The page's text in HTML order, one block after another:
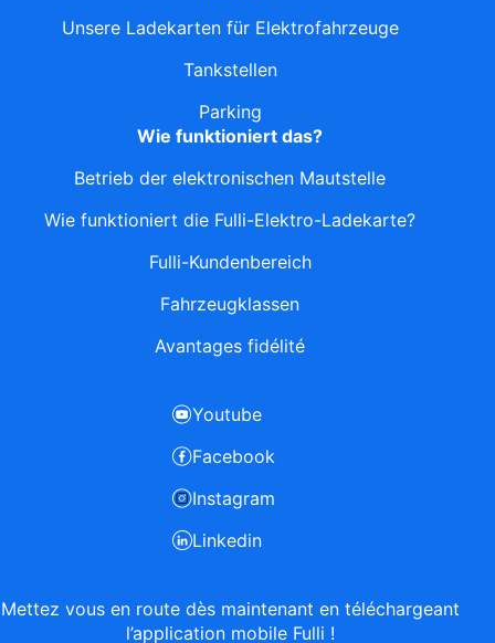
Mettez vous en route dès maintenant en téléchargeant
l’application mobile Fulli !
Unsere Ladekarten für Elektrofahrzeuge
Tankstellen
Parking
Wie funktioniert das?
Betrieb der elektronischen Mautstelle
Wie funktioniert die Fulli-Elektro-Ladekarte?
Fulli-Kundenbereich
Fahrzeugklassen
Avantages fidélité
Youtube
Facebook
Instagram
Linkedin